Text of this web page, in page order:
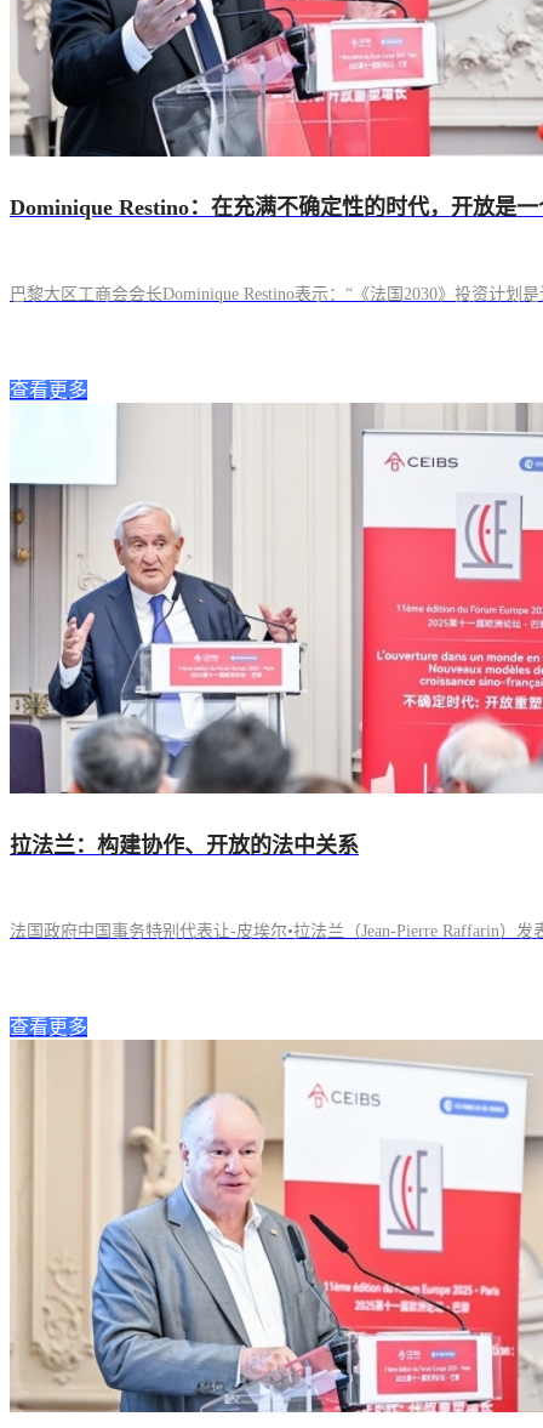
Dominique Restino：在充满不确定性的时代，开放是
巴黎大区工商会会长Dominique Restino表示：“《法国2030》投资计
查看更多
拉法兰：构建协作、开放的法中关系
法国政府中国事务特别代表让-皮埃尔•拉法兰（Jean-Pierre Raffarin）
查看更多